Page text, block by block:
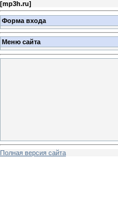
[mp3h.ru]
Форма входа
Меню сайта
Полная версия сайта